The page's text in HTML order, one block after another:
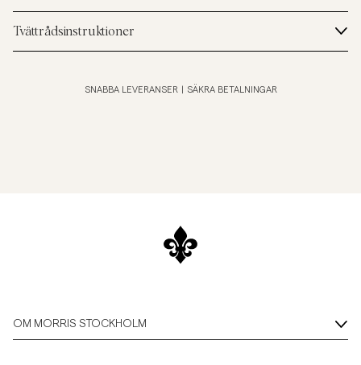
Tvättrådsinstruktioner
SNABBA LEVERANSER SÄKRA BETALNINGAR
OM MORRIS STOCKHOLM